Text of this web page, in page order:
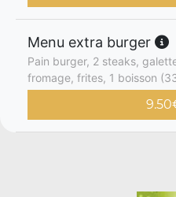
Menu extra burger
Pain burger, 2 steaks,
fromage, frites, 1 boisson
9.50